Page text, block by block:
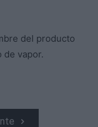
del producto
de vapor.